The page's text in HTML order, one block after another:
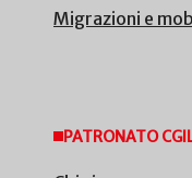
Migrazioni e
PATRONATO